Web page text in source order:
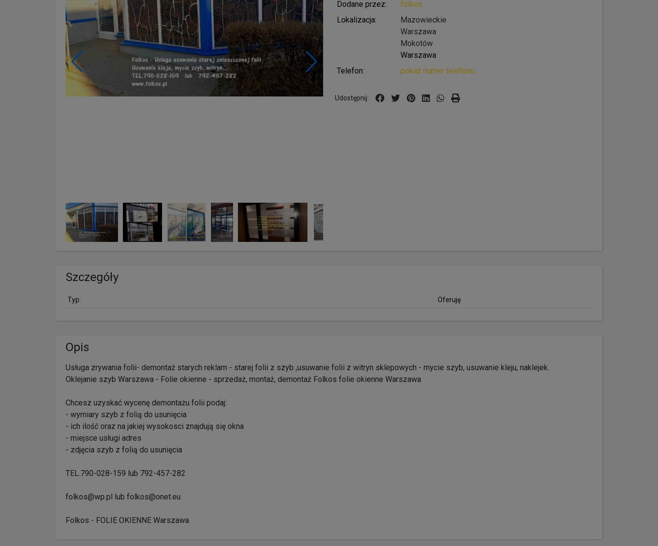
Dodane przez:
folkos
Lokalizacja:
Mazowieckie
Warszawa
Mokotów
Warszawa
Telefon:
pokaż numer telefonu...
Udostępnij:
Szczegóły
Typ: Oferuję
Opis
Usługa zrywania folii- demontaż starych reklam - starej folii z szyb ,usuwanie folii z witryn sklepowych - mycie szyb, usuwanie kleju, naklejek.
Oklejanie szyb Warszawa - Folie okienne - sprzedaż, montaż, demontaż Folkos folie okienne Warszawa
Chcesz uzyskać wycenę demontażu folii podaj:
- wymiary szyb z folią do usunięcia
- ich ilość oraz na jakiej wysokosci znajdują się okna
- miejsce usługi adres
- zdjęcia szyb z folią do usunięcia
TEL.790-028-159 lub 792-457-282
folkos@wp.pl lub folkos@onet.eu
Folkos - FOLIE OKIENNE Warszawa